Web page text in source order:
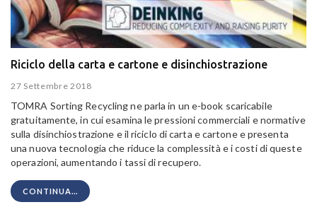
Riciclo della carta e cartone e disinchiostrazione
27 Settembre 2018
TOMRA Sorting Recycling ne parla in un e-book scaricabile
gratuitamente, in cui esamina le pressioni commerciali e normative
sulla disinchiostrazione e il riciclo di carta e cartone e presenta
una nuova tecnologia che riduce la complessità e i costi di queste
operazioni, aumentando i tassi di recupero.
CONTINUA...